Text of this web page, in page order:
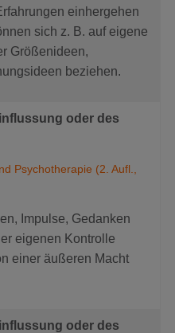
einhergehen
sich z. B. auf eigene
Größenideen,
beziehen.
oder des
Psychotherapie (2. Aufl.,
Impulse, Gedanken
eigenen Kontrolle
einer äußeren Macht
oder des